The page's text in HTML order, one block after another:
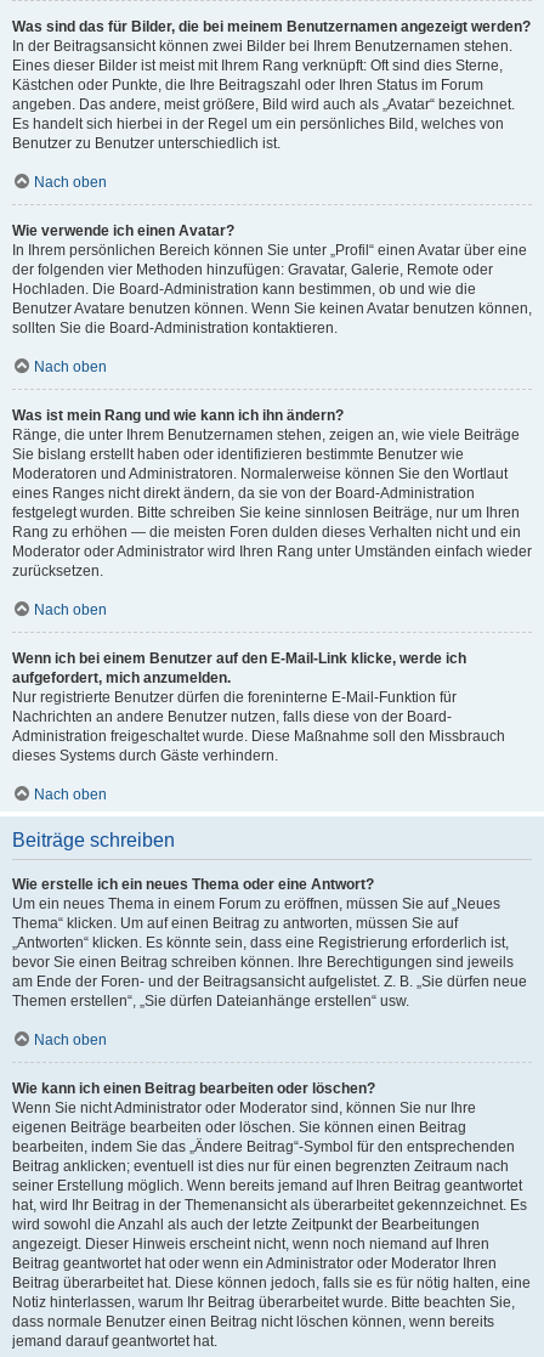
Was sind das für Bilder, die bei meinem Benutzernamen angezeigt werden?
In der Beitragsansicht können zwei Bilder bei Ihrem Benutzernamen stehen.
Eines dieser Bilder ist meist mit Ihrem Rang verknüpft: Oft sind dies Sterne,
Kästchen oder Punkte, die Ihre Beitragszahl oder Ihren Status im Forum
angeben. Das andere, meist größere, Bild wird auch als „Avatar“ bezeichnet.
Es handelt sich hierbei in der Regel um ein persönliches Bild, welches von
Benutzer zu Benutzer unterschiedlich ist.
Nach oben
Wie verwende ich einen Avatar?
In Ihrem persönlichen Bereich können Sie unter „Profil“ einen Avatar über eine
der folgenden vier Methoden hinzufügen: Gravatar, Galerie, Remote oder
Hochladen. Die Board-Administration kann bestimmen, ob und wie die
Benutzer Avatare benutzen können. Wenn Sie keinen Avatar benutzen können,
sollten Sie die Board-Administration kontaktieren.
Nach oben
Was ist mein Rang und wie kann ich ihn ändern?
Ränge, die unter Ihrem Benutzernamen stehen, zeigen an, wie viele Beiträge
Sie bislang erstellt haben oder identifizieren bestimmte Benutzer wie
Moderatoren und Administratoren. Normalerweise können Sie den Wortlaut
eines Ranges nicht direkt ändern, da sie von der Board-Administration
festgelegt wurden. Bitte schreiben Sie keine sinnlosen Beiträge, nur um Ihren
Rang zu erhöhen — die meisten Foren dulden dieses Verhalten nicht und ein
Moderator oder Administrator wird Ihren Rang unter Umständen einfach wieder
zurücksetzen.
Nach oben
Wenn ich bei einem Benutzer auf den E-Mail-Link klicke, werde ich
aufgefordert, mich anzumelden.
Nur registrierte Benutzer dürfen die foreninterne E-Mail-Funktion für
Nachrichten an andere Benutzer nutzen, falls diese von der Board-
Administration freigeschaltet wurde. Diese Maßnahme soll den Missbrauch
dieses Systems durch Gäste verhindern.
Nach oben
Beiträge schreiben
Wie erstelle ich ein neues Thema oder eine Antwort?
Um ein neues Thema in einem Forum zu eröffnen, müssen Sie auf „Neues
Thema“ klicken. Um auf einen Beitrag zu antworten, müssen Sie auf
„Antworten“ klicken. Es könnte sein, dass eine Registrierung erforderlich ist,
bevor Sie einen Beitrag schreiben können. Ihre Berechtigungen sind jeweils
am Ende der Foren- und der Beitragsansicht aufgelistet. Z. B. „Sie dürfen neue
Themen erstellen“, „Sie dürfen Dateianhänge erstellen“ usw.
Nach oben
Wie kann ich einen Beitrag bearbeiten oder löschen?
Wenn Sie nicht Administrator oder Moderator sind, können Sie nur Ihre
eigenen Beiträge bearbeiten oder löschen. Sie können einen Beitrag
bearbeiten, indem Sie das „Ändere Beitrag“-Symbol für den entsprechenden
Beitrag anklicken; eventuell ist dies nur für einen begrenzten Zeitraum nach
seiner Erstellung möglich. Wenn bereits jemand auf Ihren Beitrag geantwortet
hat, wird Ihr Beitrag in der Themenansicht als überarbeitet gekennzeichnet. Es
wird sowohl die Anzahl als auch der letzte Zeitpunkt der Bearbeitungen
angezeigt. Dieser Hinweis erscheint nicht, wenn noch niemand auf Ihren
Beitrag geantwortet hat oder wenn ein Administrator oder Moderator Ihren
Beitrag überarbeitet hat. Diese können jedoch, falls sie es für nötig halten, eine
Notiz hinterlassen, warum Ihr Beitrag überarbeitet wurde. Bitte beachten Sie,
dass normale Benutzer einen Beitrag nicht löschen können, wenn bereits
jemand darauf geantwortet hat.